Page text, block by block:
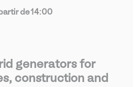
de 14:00
generators for
construction and